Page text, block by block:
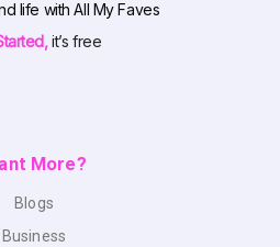
life with All My Faves
it’s free
More?
Blogs
Business